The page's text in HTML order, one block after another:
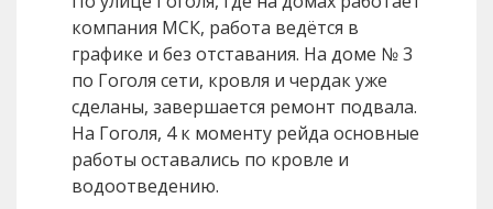
компания МСК, работа ведётся в
графике и без отставания. На доме № 3
по Гоголя сети, кровля и чердак уже
сделаны, завершается ремонт подвала.
На Гоголя, 4 к моменту рейда основные
работы оставались по кровле и
водоотведению.